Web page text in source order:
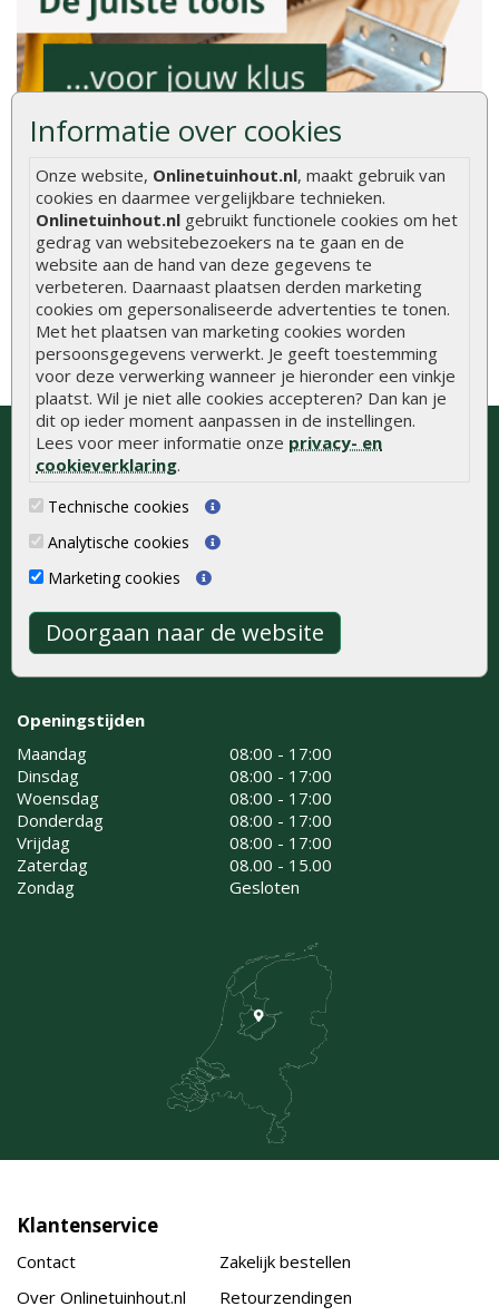
Informatie over cookies
Onze website, Onlinetuinhout.nl, maakt gebruik van
cookies en daarmee vergelijkbare technieken.
Onlinetuinhout.nl gebruikt functionele cookies om het
gedrag van websitebezoekers na te gaan en de
website aan de hand van deze gegevens te
verbeteren. Daarnaast plaatsen derden marketing
cookies om gepersonaliseerde advertenties te tonen.
Met het plaatsen van marketing cookies worden
persoonsgegevens verwerkt. Je geeft toestemming
voor deze verwerking wanneer je hieronder een vinkje
plaatst. Wil je niet alle cookies accepteren? Dan kan je
dit op ieder moment aanpassen in de instellingen.
Lees voor meer informatie onze privacy- en
cookieverklaring.
Technische cookies
Analytische cookies
Marketing cookies
Doorgaan naar de website
Bezoek onze showroom of neem
contact op voor gratis advies
Onlinetuinhout.nl
Kaapstanderweg 41
8243 RB Lelystad
0320 - 258 604
info@onlinetuinhout.nl
Routebeschrijving
Openingstijden
Maandag
08:00 - 17:00
Dinsdag
08:00 - 17:00
Woensdag
08:00 - 17:00
Donderdag
08:00 - 17:00
Vrijdag
08:00 - 17:00
Zaterdag
08.00 - 15.00
Zondag
Gesloten
Klantenservice
Contact
Over Onlinetuinhout.nl
Zakelijk bestellen
Retourzendingen